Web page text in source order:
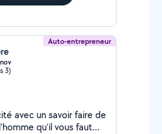
Auto-entrepreneur
3)
avec un savoir faire de
qu'il vous faut